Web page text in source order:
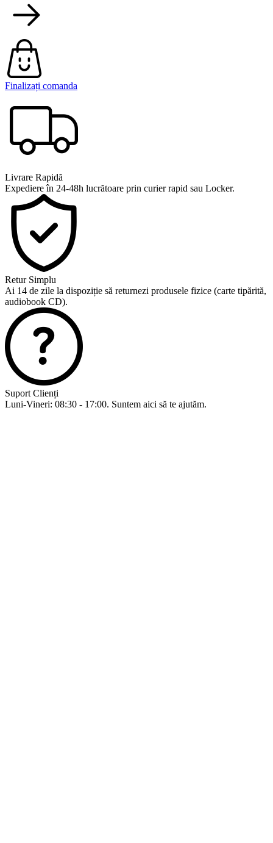
Finalizați comanda
Livrare Rapidă
Expediere în 24-48h lucrătoare prin curier rapid sau Locker.
Retur Simplu
Ai 14 de zile la dispoziție să returnezi produsele fizice (carte tipărită,
audiobook CD).
Suport Clienți
Luni-Vineri: 08:30 - 17:00. Suntem aici să te ajutăm.